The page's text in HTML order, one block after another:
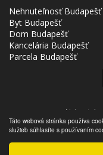
Táto webová stránka používa
služieb súhlasíte s používaním
Nehnuteľnosť Budapešť
Byt Budapešť
Dom Budapešť
Kancelária Budapešť
Parcela Budapešť
-